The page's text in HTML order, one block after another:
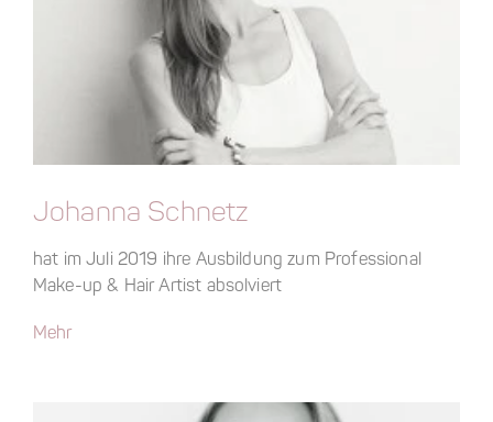
Johanna Schnetz
hat im Juli 2019 ihre Ausbildung zum Professional
Make-up & Hair Artist absolviert
Mehr